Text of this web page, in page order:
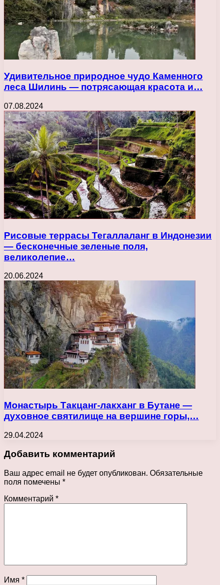
Удивительное природное чудо Каменного
леса Шилинь — потрясающая красота и…
07.08.2024
Рисовые террасы Тегаллаланг в Индонезии
— бесконечные зеленые поля,
великолепие…
20.06.2024
Монастырь Такцанг-лакханг в Бутане —
духовное святилище на вершине горы,…
29.04.2024
Добавить комментарий
Ваш адрес email не будет опубликован. Обязательные
поля помечены *
Комментарий *
Имя *